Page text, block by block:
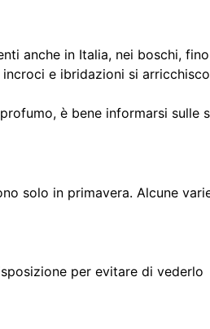
anche in Italia, nei boschi,
e ibridazioni si
è bene informarsi sulle
solo in primavera. Alcune
per evitare di vederlo